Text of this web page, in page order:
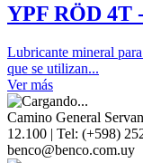
YPF RÖD 4T
Lubricante mineral
que se utilizan...
Ver más
Camino General
12.100 | Tel: (+598)
benco@benco.com.uy